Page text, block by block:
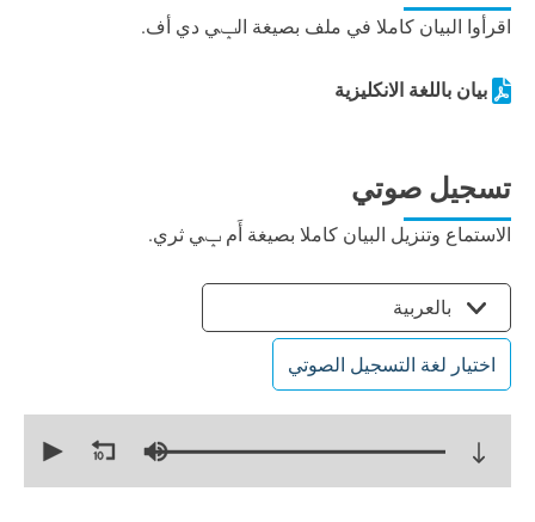
اقرأوا البيان كاملا في ملف بصيغة الݒي دي أف.
بيان باللغة الانكليزية
تسجيل صوتي
الاستماع وتنزيل البيان كاملا بصيغة أَم ݒي ثري.
بالعربية
اختيار لغة التسجيل الصوتي
seconds